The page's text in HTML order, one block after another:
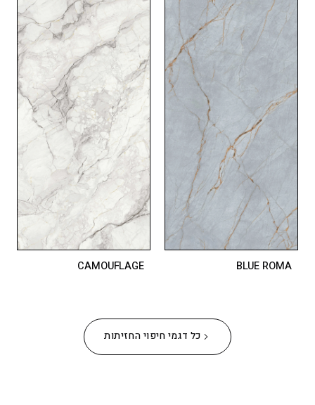
BLUE ROMA
CAMOUFLAGE
כל דגמי חיפוי החזיתות